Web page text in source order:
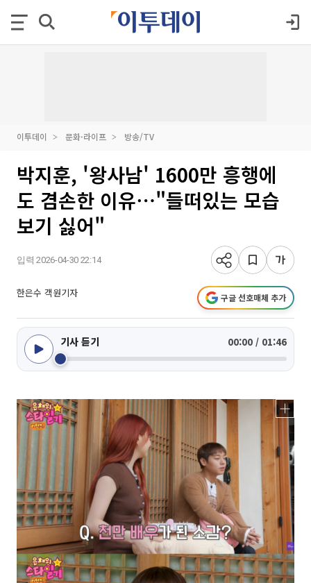
이투데이 문화·라이프 방송/TV
박지훈, '왕사남' 1600만 흥행에
도 겸손한 이유⋯"들떠있는 모습
보기 싫어"
입력 2026-04-30 22:14
한은수 객원기자 구글 선호매체 추가
기사 듣기 00:00 / 01:46